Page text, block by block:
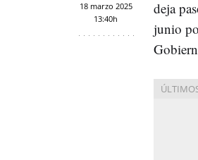
18 marzo 2025
13:40h
deja
junio